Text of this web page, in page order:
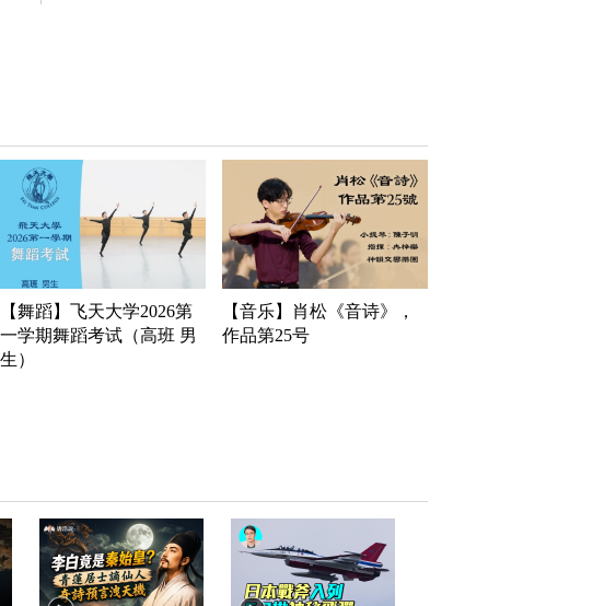
【舞蹈】飞天大学2026第
一学期舞蹈考试（高班 男
生）
【音乐】肖松《音诗》，
作品第25号